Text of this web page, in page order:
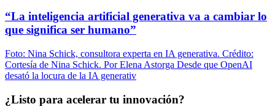
“La inteligencia artificial generativa va a cambiar lo
que significa ser humano”
Foto: Nina Schick, consultora experta en IA generativa. Crédito:
Cortesía de Nina Schick. Por Elena Astorga Desde que OpenAI
desató la locura de la IA generativ
¿Listo para acelerar tu innovación?